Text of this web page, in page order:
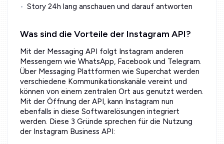
Story 24h lang anschauen und darauf antworten
Was sind die Vorteile der Instagram API?
Mit der Messaging API folgt Instagram anderen
Messengern wie WhatsApp, Facebook und Telegram.
Über Messaging Plattformen wie Superchat werden
verschiedene Kommunikationskanäle vereint und
können von einem zentralen Ort aus genutzt werden.
Mit der Öffnung der API, kann Instagram nun
ebenfalls in diese Softwarelösungen integriert
werden. Diese 3 Gründe sprechen für die Nutzung
der Instagram Business API: